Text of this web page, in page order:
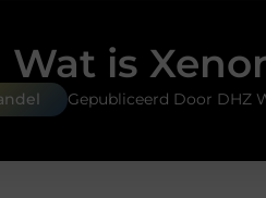
Wat is
Gepubliceerd Door DHZ